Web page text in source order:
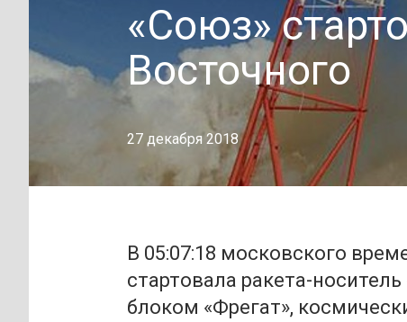
«Союз»
Восточного
27 декабря 2018
В 05:07:18 московского
стартовала ракета-
блоком «Фрегат»,